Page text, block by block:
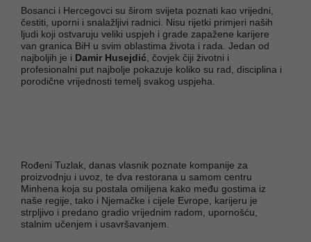
Bosanci i Hercegovci su širom svijeta poznati kao vrijedni,
čestiti, uporni i snalažljivi radnici. Nisu rijetki primjeri naših
ljudi koji ostvaruju veliki uspjeh i grade zapažene karijere
van granica BiH u svim oblastima života i rada. Jedan od
najboljih je i Damir Husejdić , čovjek čiji životni i
profesionalni put najbolje pokazuje koliko su rad, disciplina i
porodične vrijednosti temelj svakog uspjeha.
Rođeni Tuzlak, danas vlasnik poznate kompanije za
proizvodnju i uvoz, te dva restorana u samom centru
Minhena koja su postala omiljena kako među gostima iz
naše regije, tako i Njemačke i cijele Evrope, karijeru je
strpljivo i predano gradio vrijednim radom, upornošću,
stalnim učenjem i usavršavanjem.